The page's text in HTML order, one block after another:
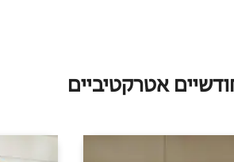
אטרקטיביים